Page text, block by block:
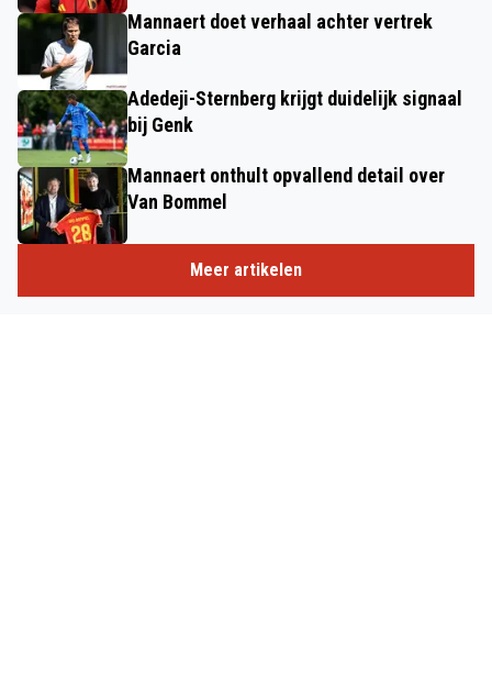
Mannaert doet verhaal achter vertrek
Garcia
Adedeji-Sternberg krijgt duidelijk signaal
bij Genk
Mannaert onthult opvallend detail over
Van Bommel
Meer artikelen